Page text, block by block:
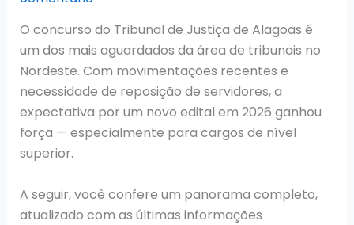
O concurso do Tribunal de Justiça de Alagoas é
um dos mais aguardados da área de tribunais no
Nordeste. Com movimentações recentes e
necessidade de reposição de servidores, a
expectativa por um novo edital em 2026 ganhou
força — especialmente para cargos de nível
superior.
A seguir, você confere um panorama completo,
atualizado com as últimas informações